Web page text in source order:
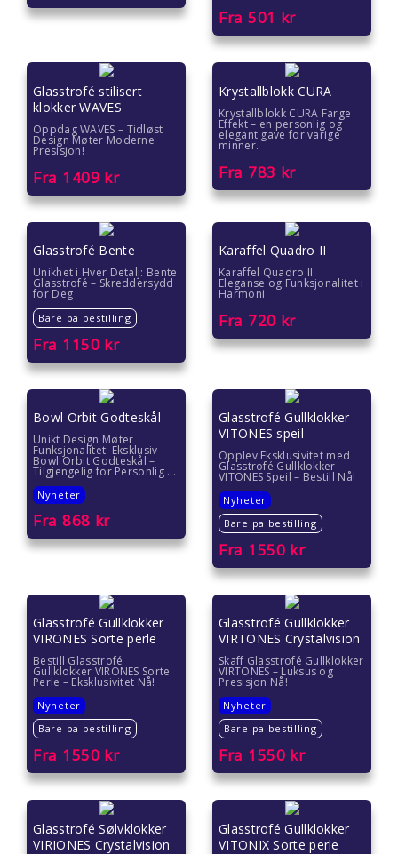
Fra 501 kr
Glasstrofé stilisert
klokker WAVES
Oppdag WAVES – Tidløst
Design Møter Moderne
Presisjon!
Fra 1409 kr
Krystallblokk CURA
Krystallblokk CURA Farge
Effekt – en personlig og
elegant gave for varige
minner.
Fra 783 kr
Glasstrofé Bente
Unikhet i Hver Detalj: Bente
Glasstrofé – Skreddersydd
for Deg
Bare pa bestilling
Fra 1150 kr
Karaffel Quadro II
Karaffel Quadro II:
Eleganse og Funksjonalitet i
Harmoni
Fra 720 kr
Bowl Orbit Godteskål
Unikt Design Møter
Funksjonalitet: Eksklusiv
Bowl Orbit Godteskål –
Tilgjengelig for Personlig ...
Nyheter
Fra 868 kr
Glasstrofé Gullklokker
VITONES speil
Opplev Eksklusivitet med
Glasstrofé Gullklokker
VITONES Speil – Bestill Nå!
Nyheter
Bare pa bestilling
Fra 1550 kr
Glasstrofé Gullklokker
VIRONES Sorte perle
Bestill Glasstrofé
Gullklokker VIRONES Sorte
Perle – Eksklusivitet Nå!
Nyheter
Bare pa bestilling
Fra 1550 kr
Glasstrofé Gullklokker
VIRTONES Crystalvision
Skaff Glasstrofé Gullklokker
VIRTONES – Luksus og
Presisjon Nå!
Nyheter
Bare pa bestilling
Fra 1550 kr
Glasstrofé Sølvklokker
VIRIONES Crystalvision
Glasstrofé Gullklokker
VITONIX Sorte perle